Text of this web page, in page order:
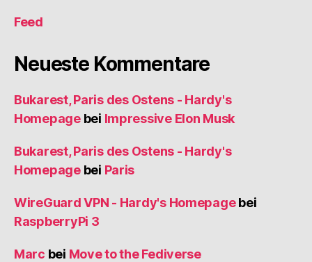
Feed
Neueste Kommentare
Bukarest, Paris des Ostens - Hardy's
Homepagebei Impressive Elon Musk
Bukarest, Paris des Ostens - Hardy's
Homepagebei Paris
WireGuard VPN - Hardy's Homepagebei
RaspberryPi 3
Marc bei Move to the Fediverse